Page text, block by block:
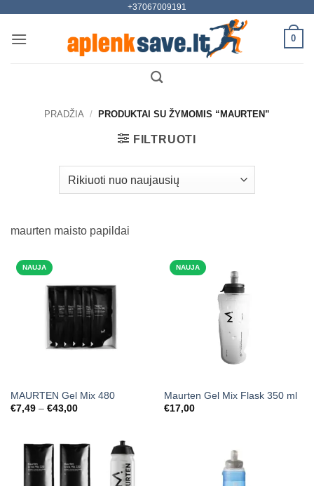
content
+37067009191
0
PRADŽIA / PRODUKTAI SU ŽYMOMIS “MAURTEN”
FILTRUOTI
maurten maisto papildai
NAUJA
MAURTEN Gel Mix 480
€7,49 – €43,00Price
€43,00
NAUJA
Maurten Gel Mix Flask 350 ml
€17,00